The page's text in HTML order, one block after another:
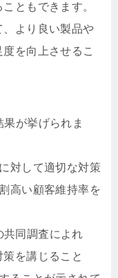
ともできます。
より良い製品や
を向上させるこ
が挙げられま
対して適切な対策
高い顧客維持率を
同調査によれ
を講じること